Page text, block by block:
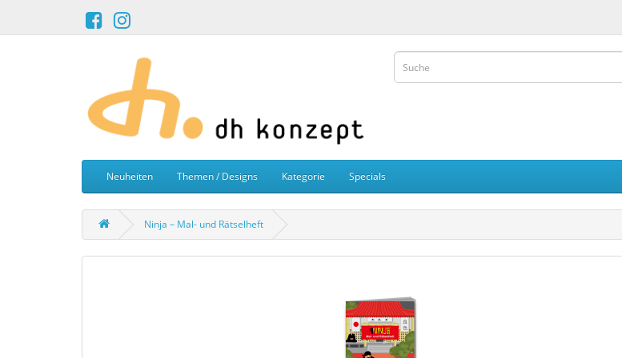
Neuheiten Themen / Designs Kategorie Specials
Ninja – Mal- und Rätselheft